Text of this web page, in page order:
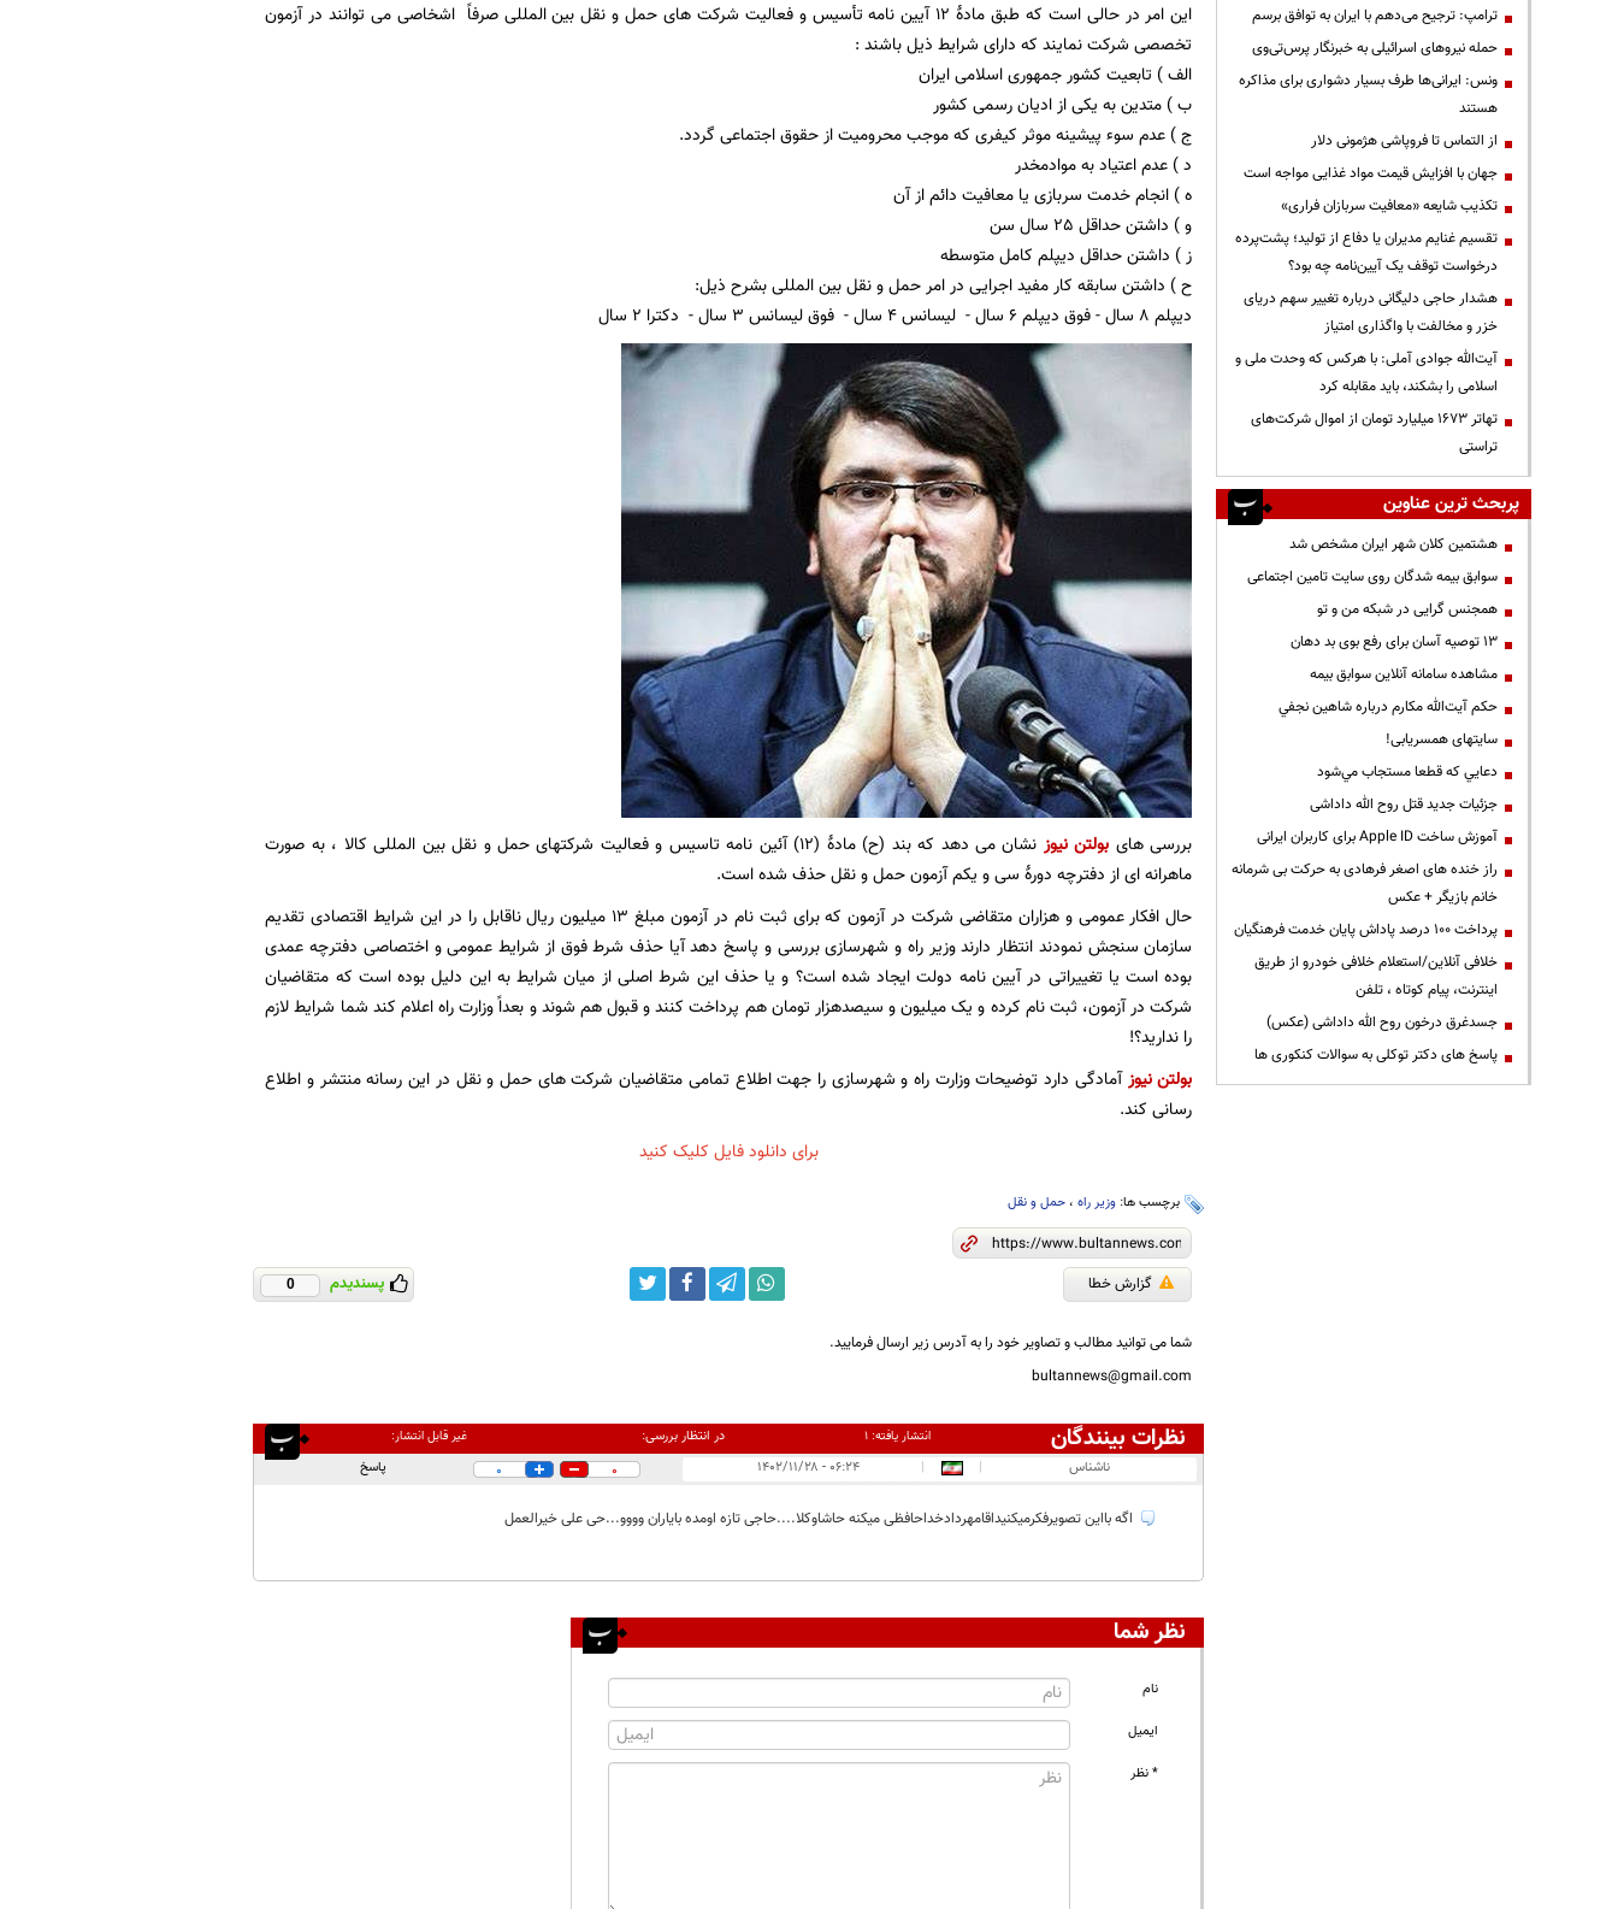
این امر در حالی است که طبق مادۀ 12 آیین نامه تأسیس و فعالیت شرکت های حمل و نقل بین المللی صرفاً اشخاصی می توانند در آزمون
تخصصی شرکت نمایند که دارای شرایط ذیل باشند :
الف ) تابعیت کشور جمهوری اسلامی ایران
ب ) متدین به یکی از ادیان رسمی کشور
ج ) عدم سوء پیشینه موثر کیفری که موجب محرومیت از حقوق اجتماعی گردد.
د ) عدم اعتیاد به موادمخدر
ه ) انجام خدمت سربازی یا معافیت دائم از آن
و ) داشتن حداقل 25 سال سن
ز ) داشتن حداقل دیپلم کامل متوسطه
ح ) داشتن سابقه کار مفید اجرایی در امر حمل و نقل بین المللی بشرح ذیل:
دیپلم 8 سال - فوق دیپلم 6 سال - لیسانس 4 سال - فوق لیسانس 3 سال - دکترا 2 سال
بررسی های بولتن نیوز
نشان می دهد که بند (ح) مادۀ (12) آئین نامه تاسیس و فعالیت شرکتهای حمل و نقل بین المللی کالا ، به صورت
ماهرانه ای از دفترچه دورۀ سی و یکم آزمون حمل و نقل حذف شده است.
حال افکار عمومی و هزاران متقاضی شرکت در آزمون که برای ثبت نام در آزمون مبلغ 13 میلیون ریال ناقابل را در این شرایط اقتصادی تقدیم
سازمان سنجش نمودند انتظار دارند وزیر راه و شهرسازی بررسی و پاسخ دهد آیا حذف شرط فوق از شرایط عمومی و اختصاصی دفترچه عمدی
بوده است یا تغییراتی در آیین نامه دولت ایجاد شده است؟ و یا حذف این شرط اصلی از میان شرایط به این دلیل بوده است که متقاضیان
شرکت در آزمون، ثبت نام کرده و یک میلیون و سیصدهزار تومان هم پرداخت کنند و قبول هم شوند و بعداً وزارت راه اعلام کند شما شرایط لازم
را ندارید؟!
بولتن نیوزآمادگی دارد توضیحات وزارت راه و شهرسازی را جهت اطلاع تمامی متقاضیان شرکت های حمل و نقل در این رسانه منتشر و اطلاع
رسانی کند.
برای دانلود فایل کلیک کنید
برچسب ها: وزیر راه، حمل و نقل
گزارش خطا پسندیدم 0
شما می توانید مطالب و تصاویر خود را به آدرس زیر ارسال فرمایید.
bultannews@gmail.com
نظرات بینندگان انتشار یافته:۱ در انتظار بررسی: غیر قابل انتشار:
ناشناس |
| ۰۶:۲۴ - ۱۴۰۲/۱۱/۲۸ 0
0 پاسخ
اگه بااین تصویرفکرمیکنیداقامهردادخداحافظی میکنه حاشاوکلا....حاجی تازه اومده بایاران وووو...حی علی خیرالعمل
نظر شما
نام
ایمیل
* نظر
ترامپ: ترجیح می‌دهم با ایران به توافق برسم
حمله نیروهای اسرائیلی به خبرنگار پرس‌تی‌وی
ونس: ایرانی‌ها طرف بسیار دشواری برای مذاکره
هستند
از التماس تا فروپاشی هژمونی دلار
جهان با افزایش قیمت مواد غذایی مواجه است
تکذیب شایعه «معافیت سربازان فراری»
تقسیم غنایم مدیران یا دفاع از تولید؛ پشت‌پرده
درخواست توقف یک آیین‌نامه چه بود؟
هشدار حاجی دلیگانی درباره تغییر سهم دریای
خزر و مخالفت با واگذاری امتیاز
آیت‌الله جوادی آملی: با هرکس که وحدت ملی و
اسلامی را بشکند، باید مقابله کرد
تهاتر ۱۶۷۳ میلیارد تومان از اموال شرکت‌های
تراستی
پربحث ترین عناوین
هشتمین کلان شهر ایران مشخص شد
سوابق بیمه شدگان روی سایت تامین اجتماعی
همجنس گرایی در شبکه من و تو
13 توصیه آسان برای رفع بوی بد دهان
مشاهده سامانه آنلاين سوابق بیمه
حكم آيت‌الله مكارم درباره شاهين نجفي
سایتهای همسریابی!
دعايي كه قطعا مستجاب مي‌شود
جزئیات جدید قتل روح الله داداشی
آموزش ساخت Apple ID برای کاربران ایرانی
راز خنده های اصغر فرهادی به حرکت بی شرمانه
خانم بازیگر + عکس
پرداخت ۱۰۰ درصد پاداش پایان خدمت فرهنگیان
خلافی آنلاین/استعلام خلافی خودرو از طریق
اینترنت، پیام کوتاه ، تلفن
جسدغرق درخون روح الله داداشی (عکس)
پاسخ های دکتر توکلی به سوالات کنکوری ها